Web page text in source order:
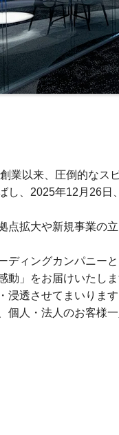
業以来、圧倒的なス
し、2025年12月26日
点拡大や新規事業の
ディングカンパニー
動」をお届けいたし
浸透させてまいります
個人・法人のお客様